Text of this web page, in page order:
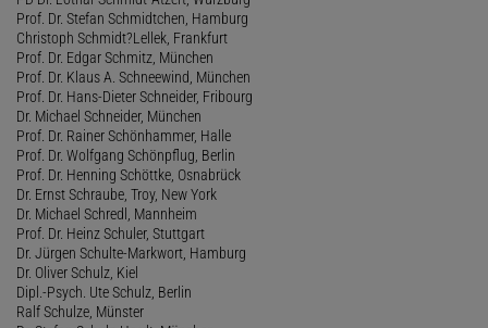
Prof. Dr. Stefan Schmidtchen, Hamburg
Christoph Schmidt?Lellek, Frankfurt
Prof. Dr. Edgar Schmitz, München
Prof. Dr. Klaus A. Schneewind, München
Prof. Dr. Hans-Dieter Schneider, Fribourg
Dr. Michael Schneider, München
Prof. Dr. Rainer Schönhammer, Halle
Prof. Dr. Wolfgang Schönpflug, Berlin
Prof. Dr. Henning Schöttke, Osnabrück
Dr. Ernst Schraube, Troy, New York
Dr. Michael Schredl, Mannheim
Prof. Dr. Heinz Schuler, Stuttgart
Dr. Jürgen Schulte-Markwort, Hamburg
Dr. Oliver Schulz, Kiel
Dipl.-Psych. Ute Schulz, Berlin
Ralf Schulze, Münster